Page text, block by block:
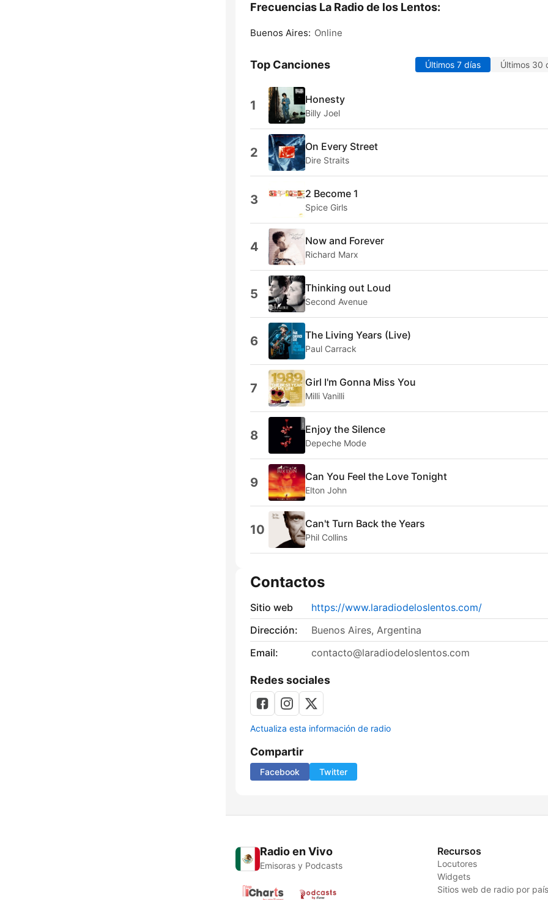
Frecuencias La Radio de los Lentos:
Buenos Aires: Online
Top Canciones Últimos 7 días Últimos 30
1 Honesty
Billy Joel
2 On Every Street
Dire Straits
3 2 Become 1
Spice Girls
4 Now and Forever
Richard Marx
5 Thinking out Loud
Second Avenue
6 The Living Years (Live)
Paul Carrack
7 Girl I'm Gonna Miss You
Milli Vanilli
8 Enjoy the Silence
Depeche Mode
9 Can You Feel the Love Tonight
Elton John
10 Can't Turn Back the Years
Phil Collins
Contactos
Sitio web
https://www.laradiodeloslentos.com/
Dirección:
Buenos Aires, Argentina
Email:
contacto@laradiodeloslentos.com
Redes sociales
Actualiza esta información de radio
Compartir
Facebook Twitter
Radio en Vivo
Emisoras y Podcasts
Recursos
Locutores
Widgets
Sitios web de radio por